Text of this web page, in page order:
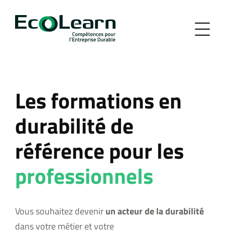
Les formations en
durabilité de
référence pour les
professionnels
Vous souhaitez devenirun acteur de la durabilité
dans votre métier et votre